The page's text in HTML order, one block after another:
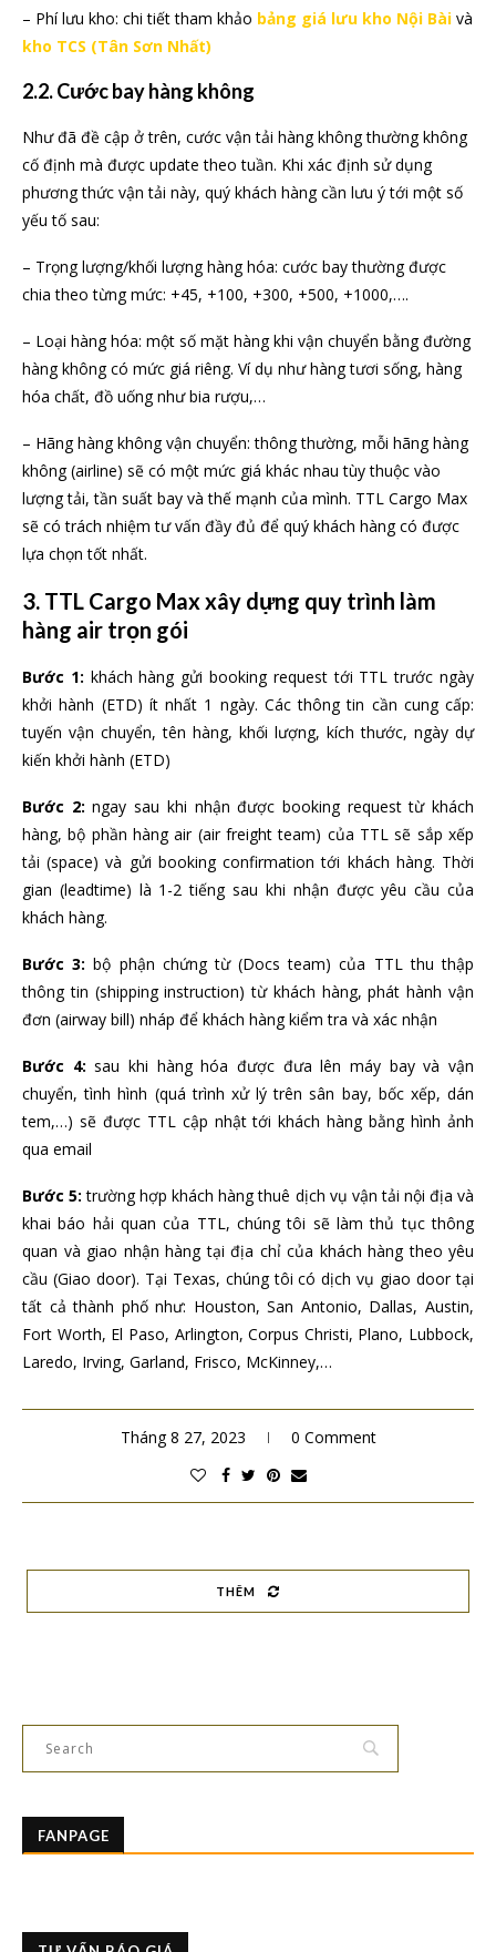
– Phí lưu kho: chi tiết tham khảo bảng giá lưu kho Nội Bài và
kho TCS (Tân Sơn Nhất)
2.2. Cước bay hàng không
Như đã đề cập ở trên, cước vận tải hàng không thường không
cố định mà được update theo tuần. Khi xác định sử dụng
phương thức vận tải này, quý khách hàng cần lưu ý tới một số
yếu tố sau:
– Trọng lượng/khối lượng hàng hóa: cước bay thường được
chia theo từng mức: +45, +100, +300, +500, +1000,….
– Loại hàng hóa: một số mặt hàng khi vận chuyển bằng đường
hàng không có mức giá riêng. Ví dụ như hàng tươi sống, hàng
hóa chất, đồ uống như bia rượu,…
– Hãng hàng không vận chuyển: thông thường, mỗi hãng hàng
không (airline) sẽ có một mức giá khác nhau tùy thuộc vào
lượng tải, tần suất bay và thế mạnh của mình. TTL Cargo Max
sẽ có trách nhiệm tư vấn đầy đủ để quý khách hàng có được
lựa chọn tốt nhất.
3. TTL Cargo Max xây dựng quy trình làm
hàng air trọn gói
Bước 1: khách hàng gửi booking request tới TTL trước ngày
khởi hành (ETD) ít nhất 1 ngày. Các thông tin cần cung cấp:
tuyến vận chuyển, tên hàng, khối lượng, kích thước, ngày dự
kiến khởi hành (ETD)
Bước 2: ngay sau khi nhận được booking request từ khách
hàng, bộ phần hàng air (air freight team) của TTL sẽ sắp xếp
tải (space) và gửi booking confirmation tới khách hàng. Thời
gian (leadtime) là 1-2 tiếng sau khi nhận được yêu cầu của
khách hàng.
Bước 3: bộ phận chứng từ (Docs team) của TTL thu thập
thông tin (shipping instruction) từ khách hàng, phát hành vận
đơn (airway bill) nháp để khách hàng kiểm tra và xác nhận
Bước 4:sau khi hàng hóa được đưa lên máy bay và vận
chuyển, tình hình (quá trình xử lý trên sân bay, bốc xếp, dán
tem,…) sẽ được TTL cập nhật tới khách hàng bằng hình ảnh
qua email
Bước 5:trường hợp khách hàng thuê dịch vụ vận tải nội địa và
khai báo hải quan của TTL, chúng tôi sẽ làm thủ tục thông
quan và giao nhận hàng tại địa chỉ của khách hàng theo yêu
cầu (Giao door). Tại Texas, chúng tôi có dịch vụ giao door tại
tất cả thành phố như: Houston, San Antonio, Dallas, Austin,
Fort Worth, El Paso, Arlington, Corpus Christi, Plano, Lubbock,
Laredo, Irving, Garland, Frisco, McKinney,…
Tháng 8 27, 2023 0 Comment
THÊM
FANPAGE